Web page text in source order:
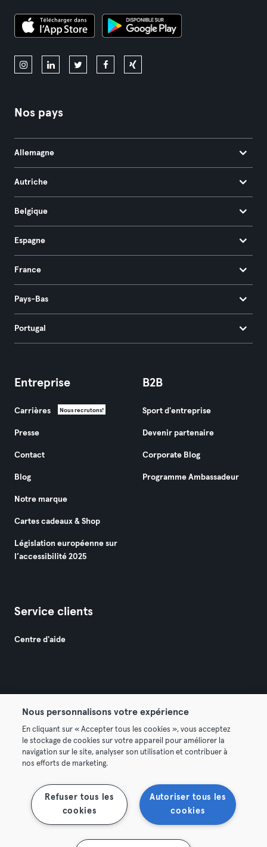
Nos pays
Allemagne
Autriche
Belgique
Espagne
France
Pays-Bas
Portugal
Entreprise
Carrières Nous recrutons!
Presse
Contact
Blog
Notre marque
Cartes cadeaux & Shop
Législation européenne sur
l’accessibilité 2025
B2B
Sport d'entreprise
Devenir partenaire
Corporate Blog
Programme Ambassadeur
Service clients
Centre d'aide
Conditions générales Politique de confidentialité
Mentions légales Résilier les contrats ici
Se rétracter ici
Nous personnalisons votre expérience
En cliquant sur « Accepter tous les cookies », vous acceptez
le stockage de cookies sur votre appareil pour améliorer la
navigation sur le site, analyser son utilisation et contribuer à
nos efforts de marketing.
Autoriser tous les
cookies
Refuser tous les
cookies